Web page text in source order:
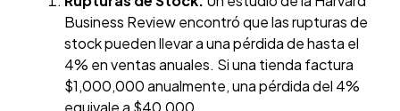
Business Review encontró que las rupturas de
stock pueden llevar a una pérdida de hasta el
4% en ventas anuales. Si una tienda factura
$1,000,000 anualmente, una pérdida del 4%
equivale a $40,000.